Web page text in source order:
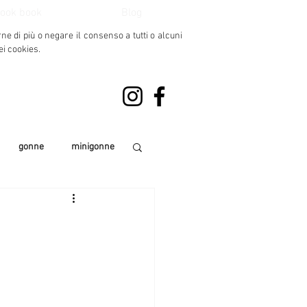
di più o negare il consenso a tutti o alcuni
cookies.
gonne minigonne